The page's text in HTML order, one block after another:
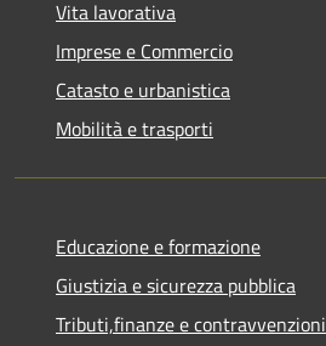
Vita lavorativa
Imprese e Commercio
Catasto e urbanistica
Mobilità e trasporti
Educazione e formazione
Giustizia e sicurezza pubblica
Tributi,finanze e contravvenzioni